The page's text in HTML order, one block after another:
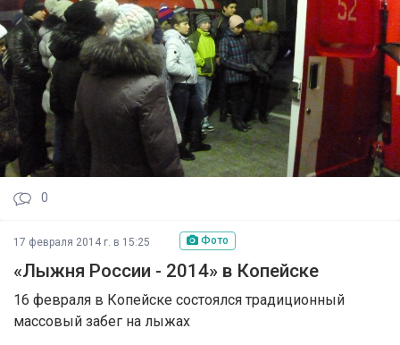
0
17 февраля 2014 г. в 15:25 Фото
«Лыжня России - 2014» в Копейске
16 февраля в Копейске состоялся традиционный
массовый забег на лыжах